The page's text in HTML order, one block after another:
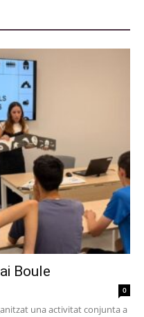
Boule
0
una activitat conjunta a